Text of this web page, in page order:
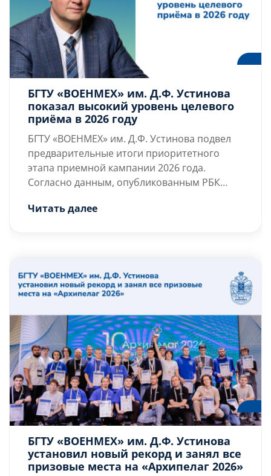
БГТУ «ВОЕНМЕХ» им. Д.Ф. Устинова
показал высокий уровень целевого
приёма в 2026 году
БГТУ «ВОЕНМЕХ» им. Д.Ф. Устинова подвел
предварительные итоги приоритетного
этапа приемной кампании 2026 года.
Согласно данным, опубликованным РБК
зачислено 343 абитуриента.
Их количество достигло 194
человек, что является одним
из наиболее высоких
показателей среди
технических вузов Санкт-
Петербурга. Данная цифра
отражает высокую
востребованность […]
Читать далее
БГТУ «ВОЕНМЕХ» им. Д.Ф. Устинова
установил новый рекорд и занял все
призовые места на «Архипелаг 2026»